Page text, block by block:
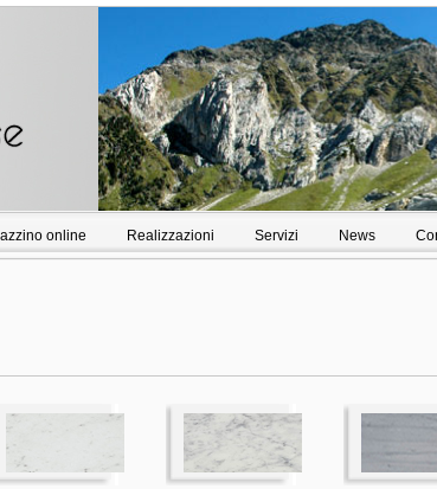
online Realizzazioni Servizi News